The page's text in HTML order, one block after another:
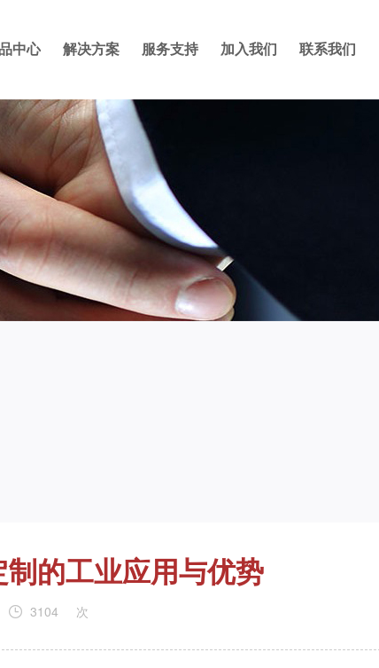
中心 解决方案 服务支持 加入我们 联系我们
的工业应用与优势
3104 次